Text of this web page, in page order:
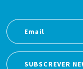
SUBSCREVER